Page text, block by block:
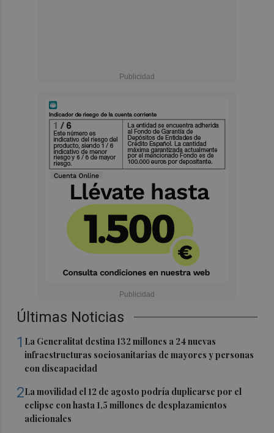
Últimas Noticias
1 La Generalitat destina 132 millones a 24 nuevas
infraestructuras sociosanitarias de mayores y personas
con discapacidad
2La movilidad el 12 de agosto podría duplicarse por el
eclipse con hasta 1,5 millones de desplazamientos
adicionales